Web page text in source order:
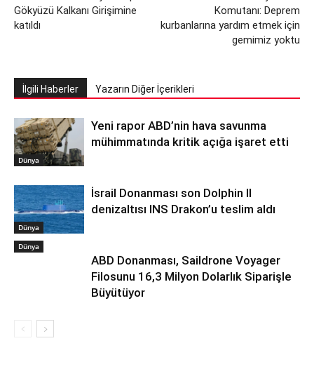
Gökyüzü Kalkanı Girişimine
katıldı
Komutanı: Deprem
kurbanlarına yardım etmek için
gemimiz yoktu
İlgili Haberler Yazarın Diğer İçerikleri
Dünya
Yeni rapor ABD’nin hava savunma
mühimmatında kritik açığa işaret etti
Dünya
İsrail Donanması son Dolphin II
denizaltısı INS Drakon’u teslim aldı
Dünya
ABD Donanması, Saildrone Voyager
Filosunu 16,3 Milyon Dolarlık Siparişle
Büyütüyor